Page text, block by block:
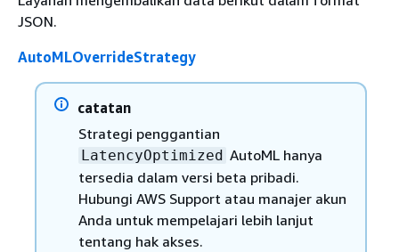
JSON.
AutoMLOverrideStrategy
catatan
Strategi penggantian
LatencyOptimized AutoML hanya
tersedia dalam versi beta pribadi.
Hubungi AWS Support atau manajer akun
Anda untuk mempelajari lebih lanjut
tentang hak akses.